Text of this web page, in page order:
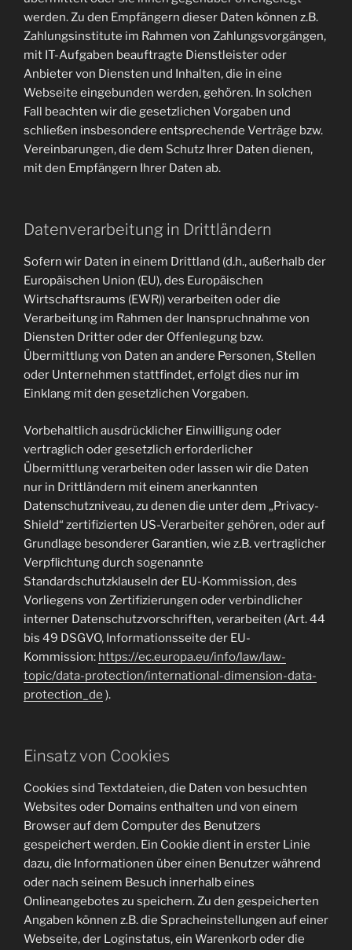
werden. Zu den Empfängern dieser Daten können z.B.
Zahlungsinstitute im Rahmen von Zahlungsvorgängen,
mit IT-Aufgaben beauftragte Dienstleister oder
Anbieter von Diensten und Inhalten, die in eine
Webseite eingebunden werden, gehören. In solchen
Fall beachten wir die gesetzlichen Vorgaben und
schließen insbesondere entsprechende Verträge bzw.
Vereinbarungen, die dem Schutz Ihrer Daten dienen,
mit den Empfängern Ihrer Daten ab.
Datenverarbeitung in Drittländern
Sofern wir Daten in einem Drittland (d.h., außerhalb der
Europäischen Union (EU), des Europäischen
Wirtschaftsraums (EWR)) verarbeiten oder die
Verarbeitung im Rahmen der Inanspruchnahme von
Diensten Dritter oder der Offenlegung bzw.
Übermittlung von Daten an andere Personen, Stellen
oder Unternehmen stattfindet, erfolgt dies nur im
Einklang mit den gesetzlichen Vorgaben.
Vorbehaltlich ausdrücklicher Einwilligung oder
vertraglich oder gesetzlich erforderlicher
Übermittlung verarbeiten oder lassen wir die Daten
nur in Drittländern mit einem anerkannten
Datenschutzniveau, zu denen die unter dem „Privacy-
Shield“ zertifizierten US-Verarbeiter gehören, oder auf
Grundlage besonderer Garantien, wie z.B. vertraglicher
Verpflichtung durch sogenannte
Standardschutzklauseln der EU-Kommission, des
Vorliegens von Zertifizierungen oder verbindlicher
interner Datenschutzvorschriften, verarbeiten (Art. 44
bis 49 DSGVO, Informationsseite der EU-
Kommission: https://ec.europa.eu/info/law/law-
topic/data-protection/international-dimension-data-
protection_de ).
Einsatz von Cookies
Cookies sind Textdateien, die Daten von besuchten
Websites oder Domains enthalten und von einem
Browser auf dem Computer des Benutzers
gespeichert werden. Ein Cookie dient in erster Linie
dazu, die Informationen über einen Benutzer während
oder nach seinem Besuch innerhalb eines
Onlineangebotes zu speichern. Zu den gespeicherten
Angaben können z.B. die Spracheinstellungen auf einer
Webseite, der Loginstatus, ein Warenkorb oder die